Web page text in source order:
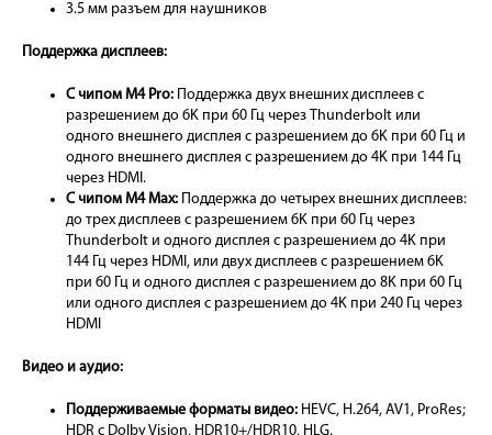
3.5 мм разъем для наушников
Поддержка дисплеев:
С чипом M4 Pro: Поддержка двух внешних дисплеев с
разрешением до 6K при 60 Гц через Thunderbolt или
одного внешнего дисплея с разрешением до 6K при 60 Гц и
одного внешнего дисплея с разрешением до 4K при 144 Гц
через HDMI.
С чипом M4 Max: Поддержка до четырех внешних дисплеев:
до трех дисплеев с разрешением 6K при 60 Гц через
Thunderbolt и одного дисплея с разрешением до 4K при
144 Гц через HDMI, или двух дисплеев с разрешением 6K
при 60 Гц и одного дисплея с разрешением до 8K при 60 Гц
или одного дисплея с разрешением до 4K при 240 Гц через
HDMI
Видео и аудио:
Поддерживаемые форматы видео: HEVC, H.264, AV1, ProRes;
HDR с Dolby Vision, HDR10+/HDR10, HLG.